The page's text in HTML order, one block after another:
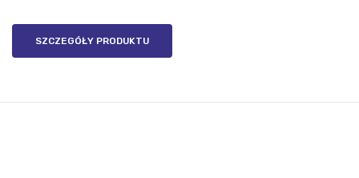
SZCZEGÓŁY PRODUKTU